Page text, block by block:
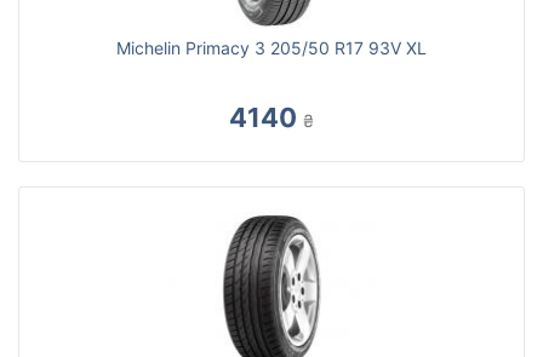
Michelin Primacy 3 205/50 R17 93V XL
4140 ₴